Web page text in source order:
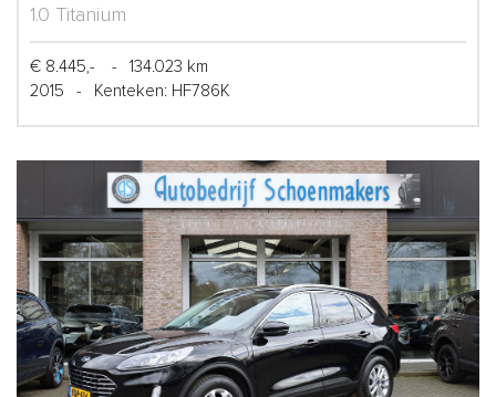
1.0 Titanium
€ 8.445,- -
134.023 km
2015
- Kenteken: HF786K